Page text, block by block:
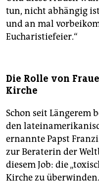
tun, nicht abhängig
und an mal
Eucharistiefeier.“
Die Rolle von
Kirche
Schon seit Längerem
den
ernannte Papst
zur Beraterin der
diesem Job: die
Kirche zu überwinden.